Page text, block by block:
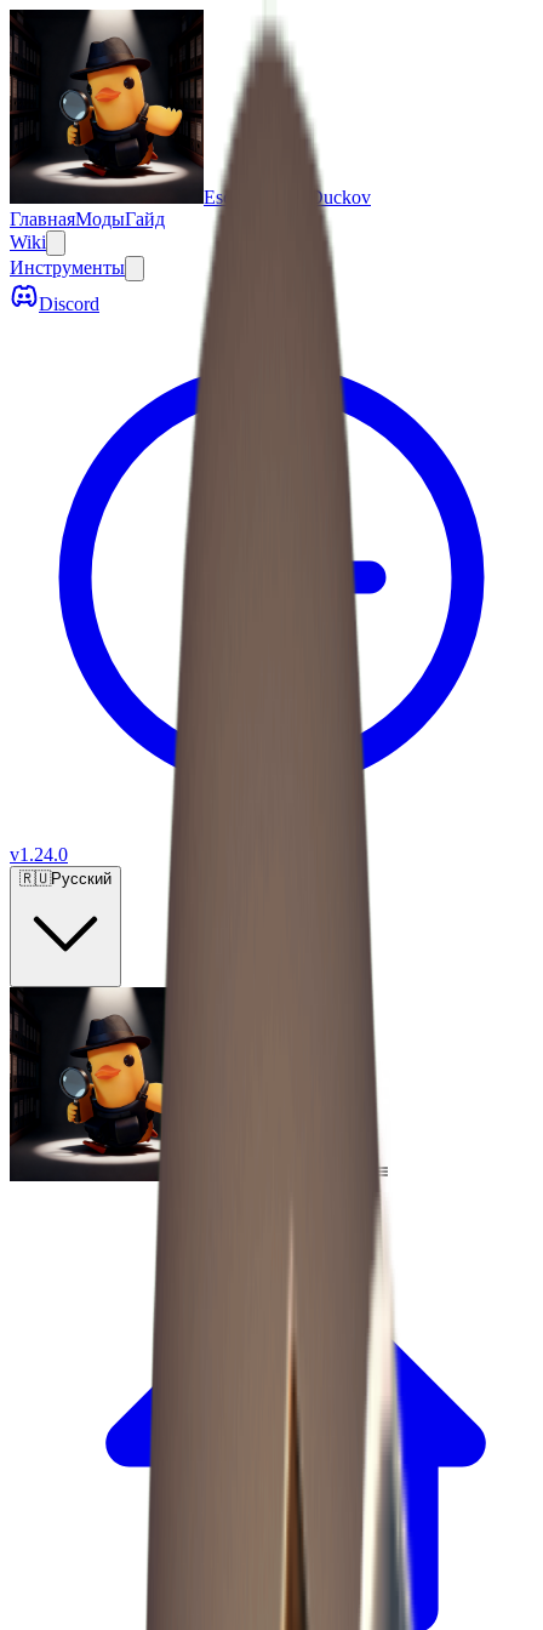
Escape From Duckov
ГлавнаяМодыГайд
Wiki
Инструменты
Discord
v1.24.0
🇷🇺Русский